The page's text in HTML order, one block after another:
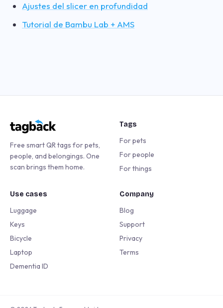
Ajustes del slicer en profundidad
Tutorial de Bambu Lab + AMS
Free smart QR tags for pets,
people, and belongings. One
scan brings them home.
Tags
For pets
For people
For things
Use cases
Luggage
Keys
Bicycle
Laptop
Dementia ID
Company
Blog
Support
Privacy
Terms